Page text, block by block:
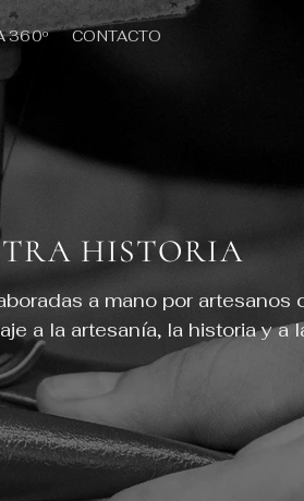
360º CONTACTO
HISTORIA
a mano por
a la artesanía, la historia y a